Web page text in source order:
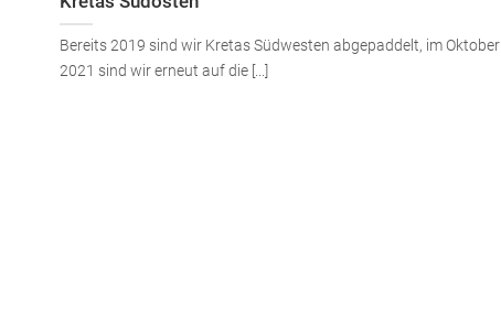
Bereits 2019 sind wir Kretas Südwesten abgepaddelt, im Oktober
2021 sind wir erneut auf die [...]